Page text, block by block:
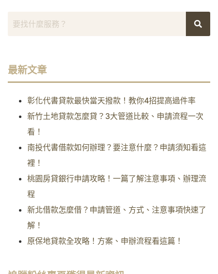
最新文章
彰化代書貸款最快當天撥款！教你4招提高過件率
新竹土地貸款怎麼貸？3大管道比較、申請流程一次
看！
南投代書借款如何辦理？要注意什麼？申請須知看這
裡！
桃園房貸銀行申請攻略！一篇了解注意事項、辦理流
程
新北借款怎麼借？申請管道、方式、注意事項快速了
解！
原保地貸款全攻略！方案、申辦流程看這篇！